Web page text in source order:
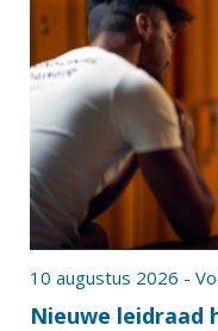
Nieuwe leidraad
10 augustus 2026 -